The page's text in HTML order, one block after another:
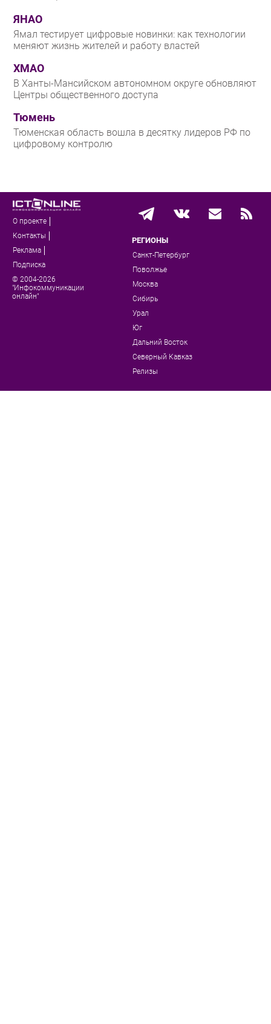
ЯНАО
Ямал тестирует цифровые новинки: как технологии
меняют жизнь жителей и работу властей
ХМАО
В Ханты-Мансийском автономном округе обновляют
Центры общественного доступа
Тюмень
Тюменская область вошла в десятку лидеров РФ по
цифровому контролю
О проекте
Контакты
Реклама
Подписка
© 2004-2026
"Инфокоммуникации
онлайн"
РЕГИОНЫ
Санкт-Петербург
Поволжье
Москва
Сибирь
Урал
Юг
Дальний Восток
Северный Кавказ
Релизы